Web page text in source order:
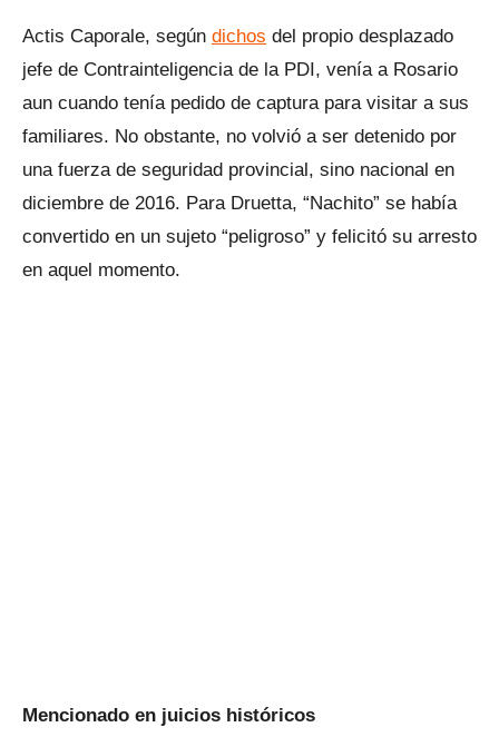
Actis Caporale, según dichos del propio desplazado
jefe de Contrainteligencia de la PDI, venía a Rosario
aun cuando tenía pedido de captura para visitar a sus
familiares. No obstante, no volvió a ser detenido por
una fuerza de seguridad provincial, sino nacional en
diciembre de 2016. Para Druetta, “Nachito” se había
convertido en un sujeto “peligroso” y felicitó su arresto
en aquel momento.
Mencionado en juicios históricos